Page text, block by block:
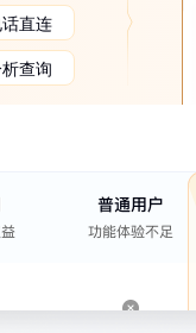
直连
查询